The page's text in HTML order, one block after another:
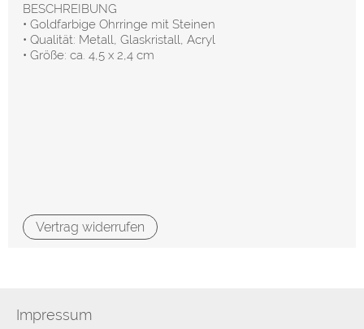
BESCHREIBUNG
• Goldfarbige Ohrringe mit Steinen
• Qualität: Metall, Glaskristall, Acryl
• Größe: ca. 4,5 x 2,4 cm
Vertrag widerrufen
Impressum